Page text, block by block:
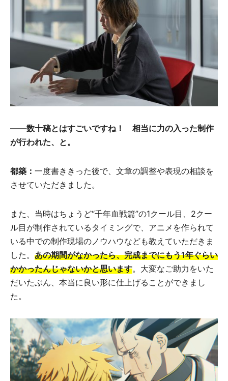
――数十稿とはすごいですね！ 相当に力の入った制作
が行われた、と。
都築： 一度書ききった後で、文章の調整や表現の相談を
させていただきました。
また、当時はちょうど“千年血戦篇”の1クール目、2クー
ル目が制作されているタイミングで、アニメを作られて
いる中での制作現場のノウハウなども教えていただきま
した。 あの期間がなかったら、完成までにもう1年ぐらい
かかったんじゃないかと思います。大変なご助力をいた
だいたぶん、本当に良い形に仕上げることができまし
た。